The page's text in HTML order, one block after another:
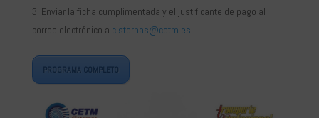
Enviar la ficha cumplimentada y el justificante de pago al
correo electrónico a cisternas@cetm.es
PROGRAMA COMPLETO